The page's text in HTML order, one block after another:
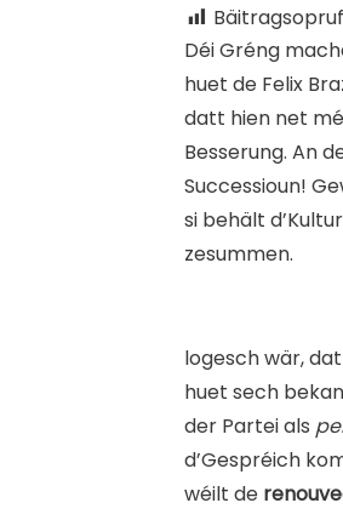
Déi Gréng
huet de Felix
datt hien net
Besserung. An
Successioun!
si behält
zesummen.
logesch wär,
huet sech
der Partei als
d’Gespréich
wéilt de